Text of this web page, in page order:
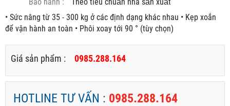
• Sức nâng từ 35 - 300 kg ở các định dạng khác nhau • Kẹp xoắn
để vận hành an toàn • Phôi xoay tới 90 ° (tùy chọn)
Giá sản phẩm : 0985.288.164
HOTLINE TƯ VẤN : 0985.288.164